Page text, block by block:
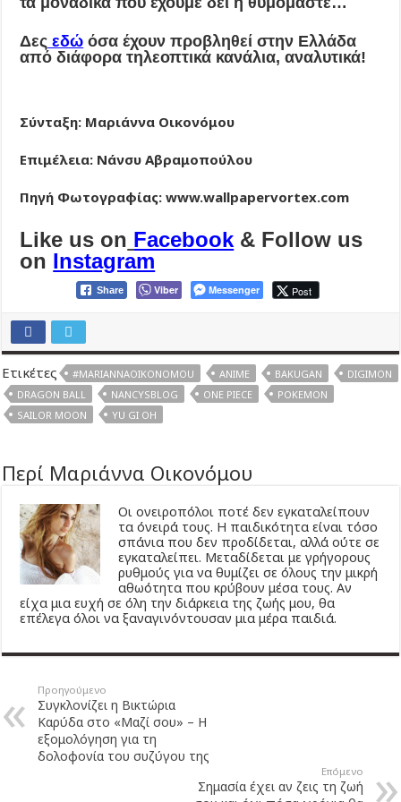
Δες εδώ όσα έχουν προβληθεί στην Ελλάδα
από διάφορα τηλεοπτικά κανάλια, αναλυτικά!
Σύνταξη: Μαριάννα Οικονόμου
Επιμέλεια: Νάνσυ Αβραμοπούλου
Πηγή Φωτογραφίας: www.wallpapervortex.com
Like us on Facebook & Follow us
on Instagram
Share Viber Messenger Post
Ετικέτες #MARIANNAOIKONOMOU ANIME BAKUGAN
DIGIMON
DRAGON BALL
NANCYSBLOG ONE PIECE
POKEMON
SAILOR MOON
YU GI OH
Περί Μαριάννα Οικονόμου
Οι ονειροπόλοι ποτέ δεν εγκαταλείπουν
τα όνειρά τους. Η παιδικότητα είναι τόσο
σπάνια που δεν προδίδεται, αλλά ούτε σε
εγκαταλείπει. Μεταδίδεται με γρήγορους
ρυθμούς για να θυμίζει σε όλους την μικρή
αθωότητα που κρύβουν μέσα τους. Αν
είχα μια ευχή σε όλη την διάρκεια της ζωής μου, θα
επέλεγα όλοι να ξαναγινόντουσαν μια μέρα παιδιά.
Προηγούμενο
Συγκλονίζει η Βικτώρια
Καρύδα στο «Μαζί σου» – Η
εξομολόγηση για τη
δολοφονία του συζύγου της
Επόμενο
Σημασία έχει αν ζεις τη ζωή